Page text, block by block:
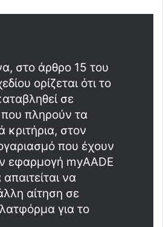
στο άρθρο 15 του
ορίζεται ότι το
σε
που πληρούν τα
κριτήρια, στον
που έχουν
εφαρμογή myAADE
να
αίτηση σε
για το